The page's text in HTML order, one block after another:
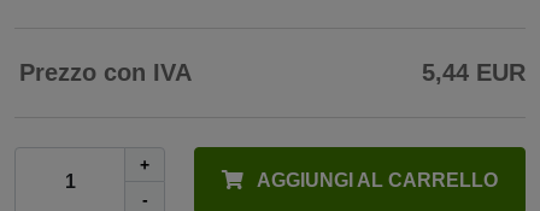
Prezzo con IVA 5,44 EUR
+
-
AGGIUNGI AL CARRELLO